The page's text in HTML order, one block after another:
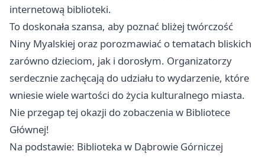
internetową biblioteki.
To doskonała szansa, aby poznać bliżej twórczość
Niny Myalskiej oraz porozmawiać o tematach bliskich
zarówno dzieciom, jak i dorosłym. Organizatorzy
serdecznie zachęcają do udziału to wydarzenie, które
wniesie wiele wartości do życia kulturalnego miasta.
Nie przegap tej okazji do zobaczenia w Bibliotece
Głównej!
Na podstawie: Biblioteka w Dąbrowie Górniczej